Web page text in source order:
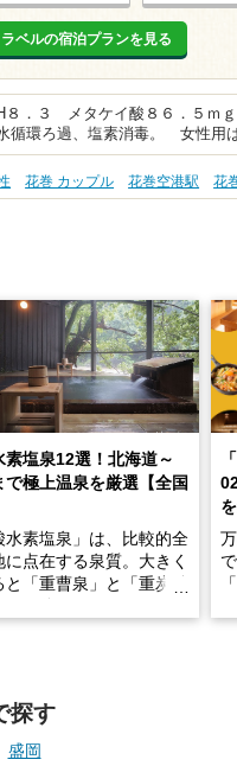
ベルの宿泊プランを見る
．３ メタケイ酸８６．５ｍｇ
環ろ過、塩素消毒。 女性用は
花巻 カップル 花巻空港駅 花
素塩泉12選！北海道～
で極上温泉を厳選【全国
水素塩泉」は、比較的全
に点在する泉質。大きく
と「重曹泉」と「重炭酸
探す
盛岡